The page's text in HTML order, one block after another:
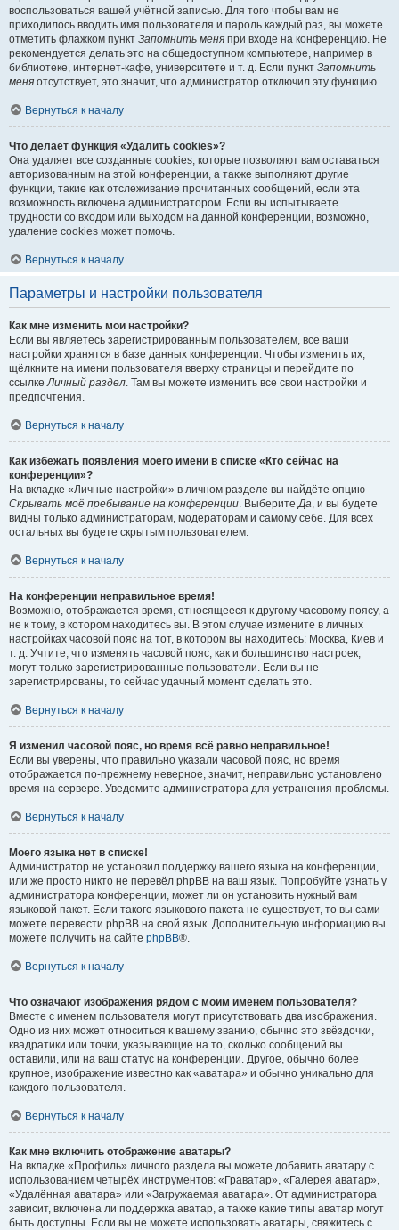
воспользоваться вашей учётной записью. Для того чтобы вам не
приходилось вводить имя пользователя и пароль каждый раз, вы можете
отметить флажком пункт Запомнить меня при входе на конференцию. Не
рекомендуется делать это на общедоступном компьютере, например в
библиотеке, интернет-кафе, университете и т. д. Если пункт Запомнить
меня отсутствует, это значит, что администратор отключил эту функцию.
Вернуться к началу
Что делает функция «Удалить cookies»?
Она удаляет все созданные cookies, которые позволяют вам оставаться
авторизованным на этой конференции, а также выполняют другие
функции, такие как отслеживание прочитанных сообщений, если эта
возможность включена администратором. Если вы испытываете
трудности со входом или выходом на данной конференции, возможно,
удаление cookies может помочь.
Вернуться к началу
Параметры и настройки пользователя
Как мне изменить мои настройки?
Если вы являетесь зарегистрированным пользователем, все ваши
настройки хранятся в базе данных конференции. Чтобы изменить их,
щёлкните на имени пользователя вверху страницы и перейдите по
ссылкеЛичный раздел. Там вы можете изменить все свои настройки и
предпочтения.
Вернуться к началу
Как избежать появления моего имени в списке «Кто сейчас на
конференции»?
На вкладке «Личные настройки» в личном разделе вы найдёте опцию
Скрывать моё пребывание на конференции. ВыберитеДа, и вы будете
видны только администраторам, модераторам и самому себе. Для всех
остальных вы будете скрытым пользователем.
Вернуться к началу
На конференции неправильное время!
Возможно, отображается время, относящееся к другому часовому поясу, а
не к тому, в котором находитесь вы. В этом случае измените в личных
настройках часовой пояс на тот, в котором вы находитесь: Москва, Киев и
т. д. Учтите, что изменять часовой пояс, как и большинство настроек,
могут только зарегистрированные пользователи. Если вы не
зарегистрированы, то сейчас удачный момент сделать это.
Вернуться к началу
Я изменил часовой пояс, но время всё равно неправильное!
Если вы уверены, что правильно указали часовой пояс, но время
отображается по-прежнему неверное, значит, неправильно установлено
время на сервере. Уведомите администратора для устранения проблемы.
Вернуться к началу
Моего языка нет в списке!
Администратор не установил поддержку вашего языка на конференции,
или же просто никто не перевёл phpBB на ваш язык. Попробуйте узнать у
администратора конференции, может ли он установить нужный вам
языковой пакет. Если такого языкового пакета не существует, то вы сами
можете перевести phpBB на свой язык. Дополнительную информацию вы
можете получить на сайте phpBB®.
Вернуться к началу
Что означают изображения рядом с моим именем пользователя?
Вместе с именем пользователя могут присутствовать два изображения.
Одно из них может относиться к вашему званию, обычно это звёздочки,
квадратики или точки, указывающие на то, сколько сообщений вы
оставили, или на ваш статус на конференции. Другое, обычно более
крупное, изображение известно как «аватара» и обычно уникально для
каждого пользователя.
Вернуться к началу
Как мне включить отображение аватары?
На вкладке «Профиль» личного раздела вы можете добавить аватару с
использованием четырёх инструментов: «Граватар», «Галерея аватар»,
«Удалённая аватара» или «Загружаемая аватара». От администратора
зависит, включена ли поддержка аватар, а также какие типы аватар могут
быть доступны. Если вы не можете использовать аватары, свяжитесь с